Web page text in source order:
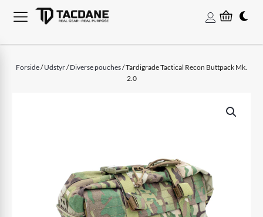
Forside/Udstyr/Diverse pouches/ Tardigrade Tactical Recon Buttpack Mk.
2.0